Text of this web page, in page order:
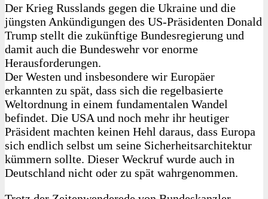
Der Krieg Russlands gegen die Ukraine und die
jüngsten Ankündigungen des US-Präsidenten Donald
Trump stellt die zukünftige Bundesregierung und
damit auch die Bundeswehr vor enorme
Herausforderungen.
Der Westen und insbesondere wir Europäer
erkannten zu spät, dass sich die regelbasierte
Weltordnung in einem fundamentalen Wandel
befindet. Die USA und noch mehr ihr heutiger
Präsident machten keinen Hehl daraus, dass Europa
sich endlich selbst um seine Sicherheitsarchitektur
kümmern sollte. Dieser Weckruf wurde auch in
Deutschland nicht oder zu spät wahrgenommen.